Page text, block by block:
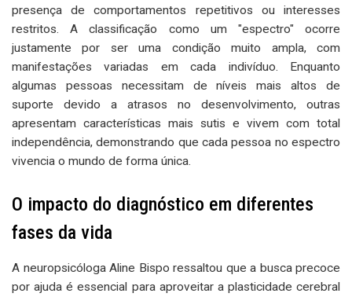
presença de comportamentos repetitivos ou interesses
restritos. A classificação como um "espectro" ocorre
justamente por ser uma condição muito ampla, com
manifestações variadas em cada indivíduo. Enquanto
algumas pessoas necessitam de níveis mais altos de
suporte devido a atrasos no desenvolvimento, outras
apresentam características mais sutis e vivem com total
independência, demonstrando que cada pessoa no espectro
vivencia o mundo de forma única.
O impacto do diagnóstico em diferentes
fases da vida
A neuropsicóloga Aline Bispo ressaltou que a busca precoce
por ajuda é essencial para aproveitar a plasticidade cerebral